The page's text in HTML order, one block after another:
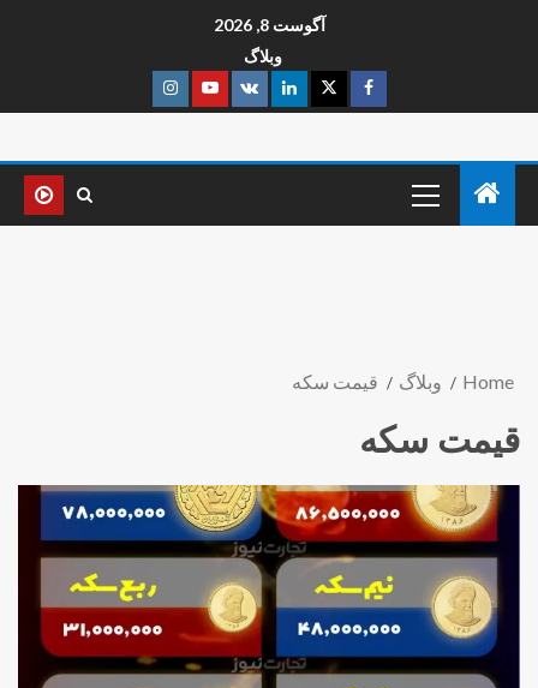
آگوست 8, 2026
وبلاگ
Home وبلاگ قیمت سکه
قیمت سکه